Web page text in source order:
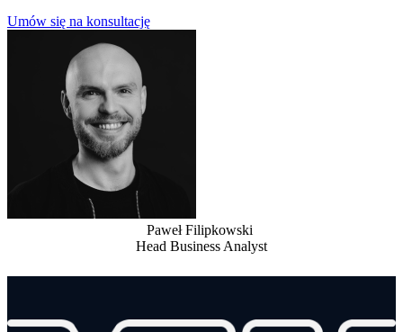
Umów się na konsultację
Paweł Filipkowski
Head Business Analyst